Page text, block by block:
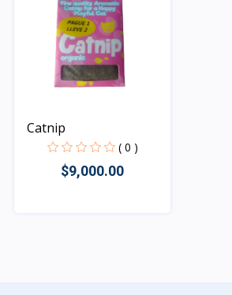
Catnip
( 0 )
$9,000.00